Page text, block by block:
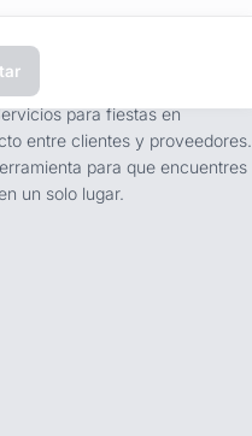
para fiestas en
entre clientes y proveedores.
para que encuentres
un solo lugar.